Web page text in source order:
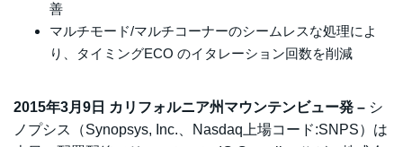
善
マルチモード/マルチコーナーのシームレスな処理によ
り、タイミングECO のイタレーション回数を削減
2015年3月9日 カリフォルニア州マウンテンビュー発 – シ
ノプシス（Synopsys, Inc.、Nasdaq上場コード:SNPS）は